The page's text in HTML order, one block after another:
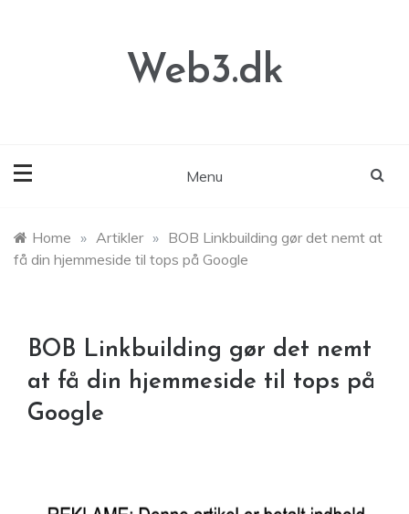
Web3.dk
Menu
Home » Artikler » BOB Linkbuilding gør det nemt at
få din hjemmeside til tops på Google
BOB Linkbuilding gør det nemt
at få din hjemmeside til tops på
Google